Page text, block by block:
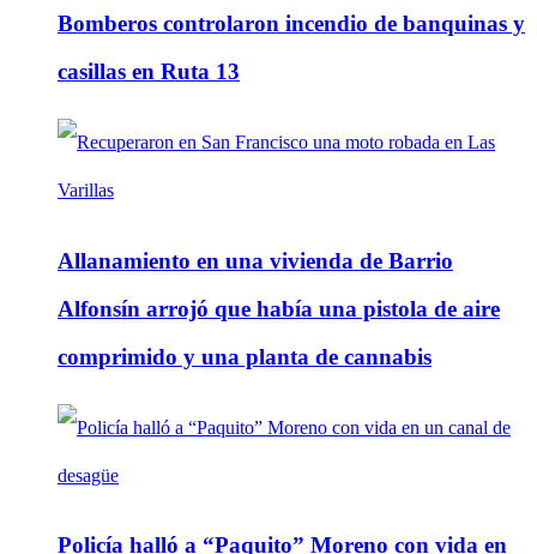
Bomberos controlaron incendio de banquinas y
casillas en Ruta 13
Allanamiento en una vivienda de Barrio
Alfonsín arrojó que había una pistola de aire
comprimido y una planta de cannabis
Policía halló a “Paquito” Moreno con vida en